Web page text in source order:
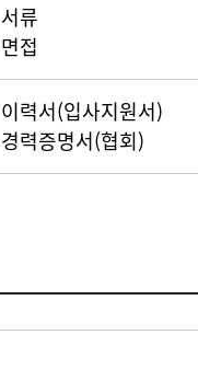
서류
면접
이력서(입사지원서)
경력증명서(협회)